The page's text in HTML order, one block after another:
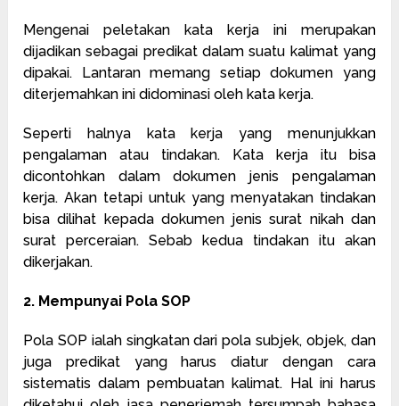
Mengenai peletakan kata kerja ini merupakan
dijadikan sebagai predikat dalam suatu kalimat yang
dipakai. Lantaran memang setiap dokumen yang
diterjemahkan ini didominasi oleh kata kerja.
Seperti halnya kata kerja yang menunjukkan
pengalaman atau tindakan. Kata kerja itu bisa
dicontohkan dalam dokumen jenis pengalaman
kerja. Akan tetapi untuk yang menyatakan tindakan
bisa dilihat kepada dokumen jenis surat nikah dan
surat perceraian. Sebab kedua tindakan itu akan
dikerjakan.
2. Mempunyai Pola SOP
Pola SOP ialah singkatan dari pola subjek, objek, dan
juga predikat yang harus diatur dengan cara
sistematis dalam pembuatan kalimat. Hal ini harus